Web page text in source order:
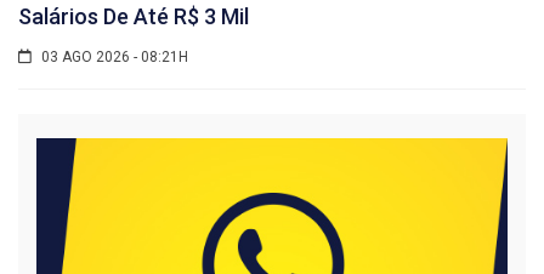
Salários De Até R$ 3 Mil
03 AGO 2026 - 08:21H